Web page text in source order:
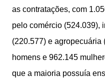
as contratações, com
pelo comércio (524.039),
(220.577) e agropecuária
homens e 962.145
que a maioria possuía